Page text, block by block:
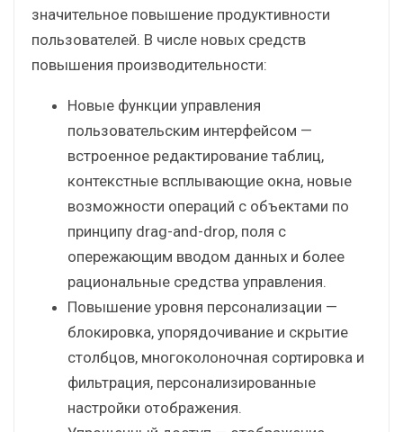
значительное повышение продуктивности
пользователей. В числе новых средств
повышения производительности:
Новые функции управления
пользовательским интерфейсом —
встроенное редактирование таблиц,
контекстные всплывающие окна, новые
возможности операций с объектами по
принципу drag-and-drop, поля с
опережающим вводом данных и более
рациональные средства управления.
Повышение уровня персонализации —
блокировка, упорядочивание и скрытие
столбцов, многоколоночная сортировка и
фильтрация, персонализированные
настройки отображения.